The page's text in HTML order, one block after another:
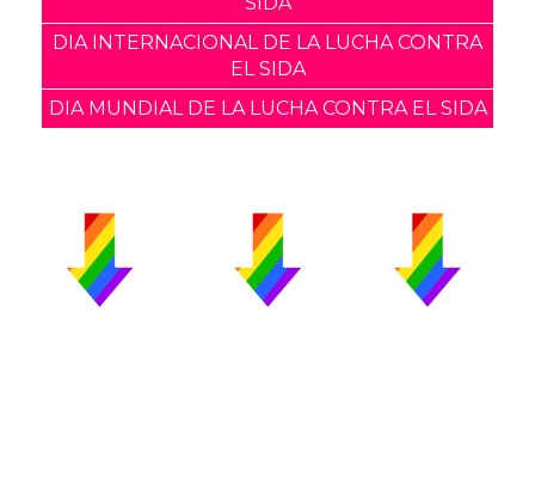
DIA INTERNACIONAL DE LA LUCHA CONTRA
EL SIDA
DIA MUNDIAL DE LA LUCHA CONTRA EL SIDA